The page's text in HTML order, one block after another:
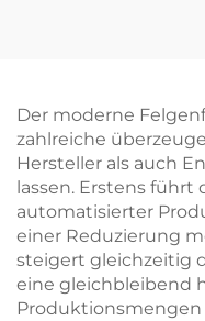
Der moderne
zahlreiche
Hersteller als auch
lassen. Erstens
automatisierter
einer Reduzierung
steigert gleichzeitig
eine gleichbleibend